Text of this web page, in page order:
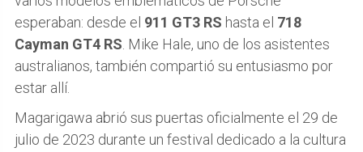
esperaban: desde el 911 GT3 RS hasta el 718
Cayman GT4 RS . Mike Hale, uno de los asistentes
australianos, también compartió su entusiasmo por
estar allí.
Magarigawa abrió sus puertas oficialmente el 29 de
julio de 2023 durante un festival dedicado a la cultura